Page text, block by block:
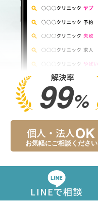
個人・法人
お気軽にご相談ください
LINEで相談